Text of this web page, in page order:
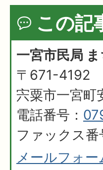
この記
一宮市民局
〒671-4192
宍粟市一宮町
電話番号：
ファックス
メールフォ